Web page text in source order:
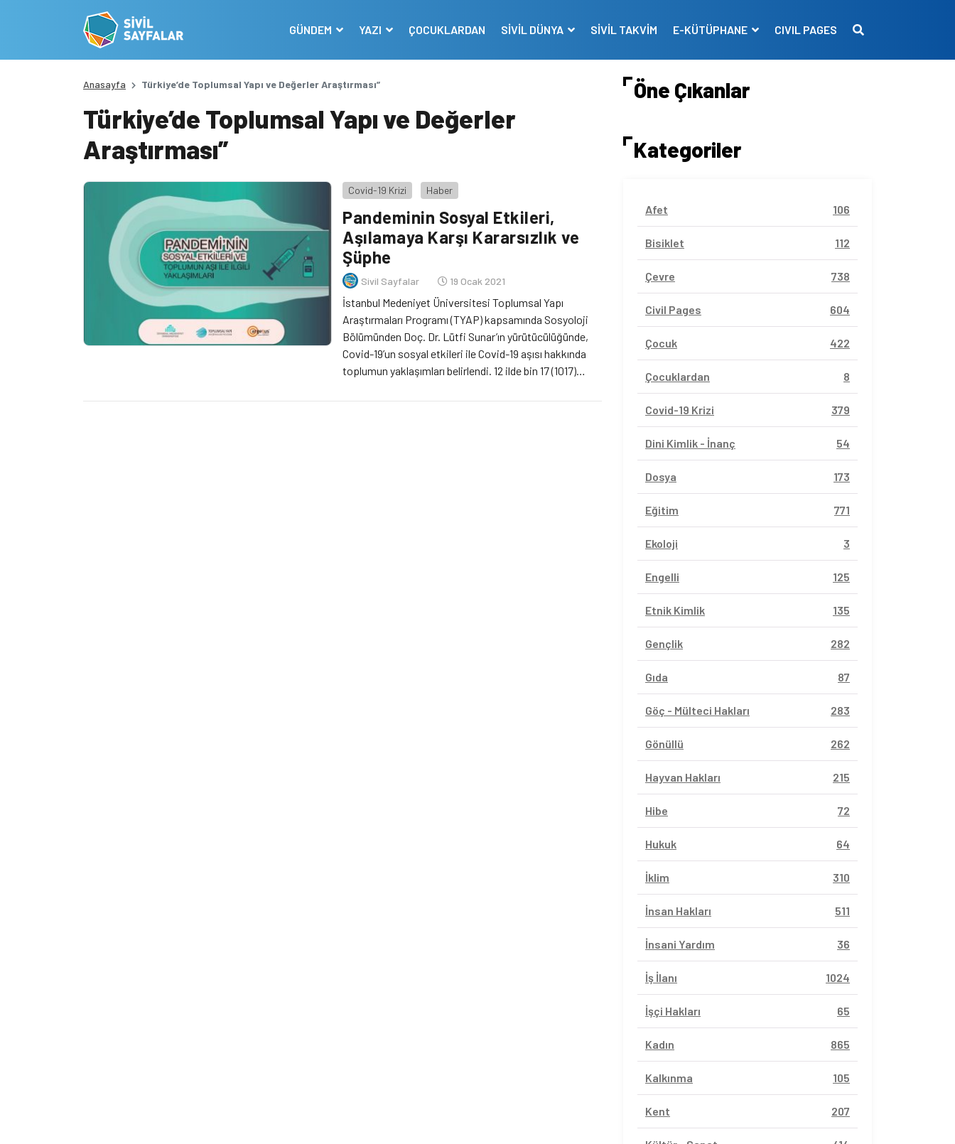
GÜNDEM YAZI ÇOCUKLARDAN SİVİL DÜNYA SİVİL TAKVİM E-KÜTÜPHANE CIVIL PAGES
Anasayfa Türkiye’de Toplumsal Yapı ve Değerler Araştırması”
Türkiye’de Toplumsal Yapı ve Değerler
Araştırması”
Covid-19 Krizi Haber
Pandeminin Sosyal Etkileri,
Aşılamaya Karşı Kararsızlık ve
Şüphe
Sivil Sayfalar 19 Ocak 2021
İstanbul Medeniyet Üniversitesi Toplumsal Yapı
Araştırmaları Programı (TYAP) kapsamında Sosyoloji
Bölümünden Doç. Dr. Lütfi Sunar’ın yürütücülüğünde,
Covid-19’un sosyal etkileri ile Covid-19 aşısı hakkında
toplumun yaklaşımları belirlendi. 12 ilde bin 17 (1017)
pandemide artan gelecek kaygısı insanların kendini
Öne Çıkanlar
Kategoriler
Afet 106
Bisiklet 112
Çevre 738
Civil Pages 604
Çocuk 422
Çocuklardan 8
Covid-19 Krizi 379
Dini Kimlik - İnanç 54
Dosya 173
Eğitim 771
Ekoloji 3
Engelli 125
Etnik Kimlik 135
Gençlik 282
Gıda 87
Göç - Mülteci Hakları 283
Gönüllü 262
Hayvan Hakları 215
Hibe 72
Hukuk 64
İklim 310
İnsan Hakları 511
İnsani Yardım 36
İş İlanı 1024
İşçi Hakları 65
Kadın 865
Kalkınma 105
Kent 207